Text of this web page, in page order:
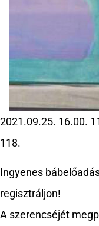
2021.09.25. 16.00.
118.
Ingyenes
regisztráljon!
A szerencséjét